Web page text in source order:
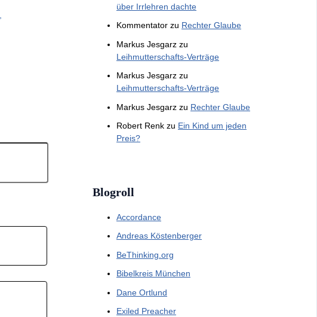
über Irrlehren dachte
Kommentator zu Rechter Glaube
Markus Jesgarz zu
Leihmutterschafts-Verträge
Markus Jesgarz zu
Leihmutterschafts-Verträge
Markus Jesgarz zu Rechter Glaube
Robert Renk zu Ein Kind um jeden
Preis?
Blogroll
Accordance
Andreas Köstenberger
BeThinking.org
Bibelkreis München
Dane Ortlund
Exiled Preacher